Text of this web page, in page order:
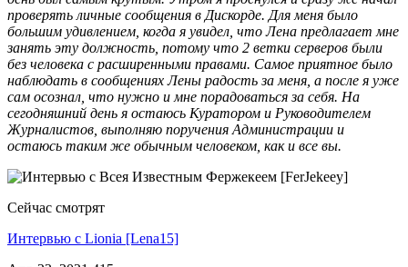
проверять личные сообщения в Дискорде. Для меня было
большим удивлением, когда я увидел, что Лена предлагает мне
занять эту должность, потому что 2 ветки серверов были
без человека с расширенными правами. Самое приятное было
наблюдать в сообщениях Лены радость за меня, а после я уже
сам осознал, что нужно и мне порадоваться за себя. На
сегодняшний день я остаюсь Куратором и Руководителем
Журналистов, выполняю поручения Администрации и
остаюсь таким же обычным человеком, как и все вы.
Сейчас смотрят
Интервью с Lionia [Lena15]